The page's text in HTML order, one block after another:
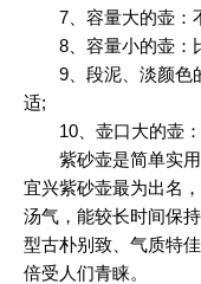
7、容量大的壶：
8、容量小的壶：
9、段泥、淡颜色的
适;
10、壶口大的壶：
紫砂壶是简单实用
宜兴紫砂壶最为出名
汤气，能较长时间保
型古朴别致、气质特
倍受人们青睐。